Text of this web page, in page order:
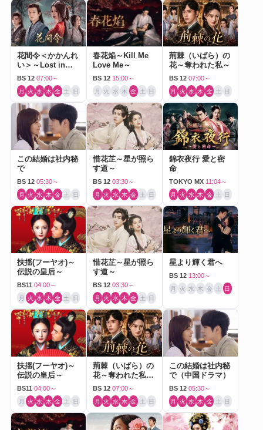
花間令＜かかんれ
い＞～Lost in
Love～
BS 12 07:00～
月 火 水 木 金 土 日
春花焔～Kill Me
Love Me～
BS 12 15:00～
月 火 水 木 金 土 日
荊棘（いばら）の
花～奪われた私～
BS 12 07:00～
月 火 水 木 金 土 日
この結婚は社内秘
で
BS 12 05:30～
月 火 水 木 金 土 日
惜花芷～星が照ら
す道～
BS 12 03:30～
月 火 水 木 金 土 日
錦衣夜行 愛と密
命
TOKYO MX 11:04～
月 火 水 木 金 土 日
扶揺(フーヤオ)～
伝説の皇后～
BS11 04:00～
月 火 水 木 金 土 日
惜花芷～星が照ら
す道～
BS 12 03:30～
月 火 水 木 金 土 日
星より輝く君へ
BS 12 13:00～
月 火 水 木 金 土 日
扶揺(フーヤオ)～
伝説の皇后～
BS11 04:00～
月 火 水 木 金 土 日
荊棘（いばら）の
花～奪われた私～
（中国ドラマ）
BS 12 07:00～
月 火 水 木 金 土 日
この結婚は社内秘
で（中国ドラマ）
BS 12 05:30～
月 火 水 木 金 土 日